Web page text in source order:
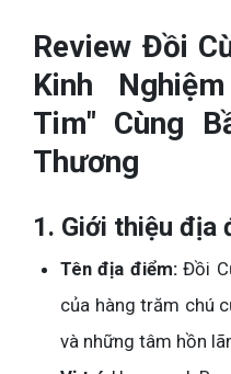
Review Đồi
Kinh
Tim" Cùng
Thương
1. Giới thiệu địa
Tên địa điểm:Đồi
của hàng trăm chú
và những tâm hồn